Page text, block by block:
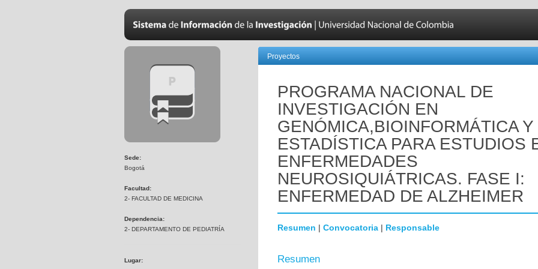
Sede:
Bogotá
Facultad:
2- FACULTAD DE MEDICINA
Dependencia:
2- DEPARTAMENTO DE PEDIATRÍA
Lugar:
Proyectos
PROGRAMA NACIONAL DE
INVESTIGACIÓN EN
GENÓMICA,BIOINFORMÁTICA Y
ESTADÍSTICA PARA ESTUDIOS
ENFERMEDADES
NEUROSIQUIÁTRICAS. FASE I:
ENFERMEDAD DE ALZHEIMER
Resumen | Convocatoria | Responsable
Resumen